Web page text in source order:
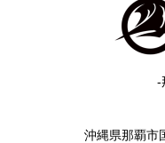
-
沖縄県那覇市